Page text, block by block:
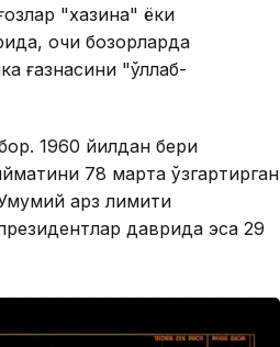
"хазина" ёки
очиқ бозорларда
ғазнасини "қўллаб-
1960 йилдан бери
78 марта ўзгартирган
қарз лимити
даврида эса 29